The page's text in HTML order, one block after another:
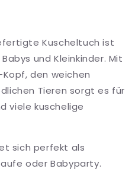
Kuscheltuch ist
und Kleinkinder. Mit
den weichen
Tieren sorgt es für
viele kuschelige
sich perfekt als
oder Babyparty.